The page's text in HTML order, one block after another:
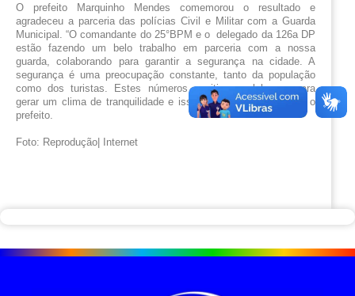
O prefeito Marquinho Mendes comemorou o resultado e
agradeceu a parceria das polícias Civil e Militar com a Guarda
Municipal. “O comandante do 25°BPM e o  delegado da 126a DP
estão fazendo um belo trabalho em parceria com a nossa
guarda, colaborando para garantir a segurança na cidade. A
segurança é uma preocupação constante, tanto da população
como dos turistas. Estes números positivos colaboram para
gerar um clima de tranquilidade e isso é muito bom”, afirmou o
prefeito.
Foto: Reprodução| Internet